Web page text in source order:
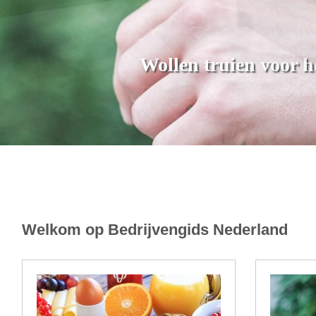
Wollen truien voor
www.bijsluis.nl
Welkom op Bedrijvengids Nederland